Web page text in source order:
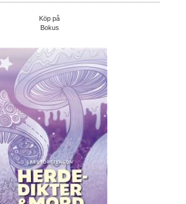
Köp på
Bokus